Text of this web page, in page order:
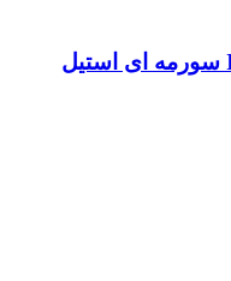
گوشی پزشکی لیتمن کلاسیک III سورمه ای استیل